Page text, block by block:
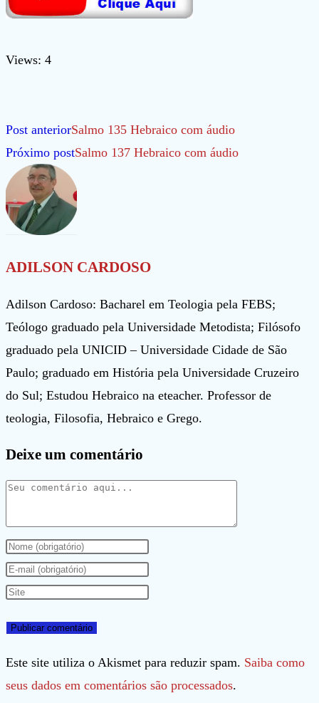
Views: 4
Leia
mais
artigos
Post anteriorSalmo 135 Hebraico com áudio
Próximo postSalmo 137 Hebraico com áudio
ADILSON CARDOSO
Adilson Cardoso: Bacharel em Teologia pela FEBS;
Teólogo graduado pela Universidade Metodista; Filósofo
graduado pela UNICID – Universidade Cidade de São
Paulo; graduado em História pela Universidade Cruzeiro
do Sul; Estudou Hebraico na eteacher. Professor de
teologia, Filosofia, Hebraico e Grego.
Deixe um comentário
Comentário
Digite
seu
nome
nome
de
usuário
Digite
seu
de
e-
mail
Digite
URL
do
seu
Este site utiliza o Akismet para reduzir spam. Saiba como
seus dados em comentários são processados.